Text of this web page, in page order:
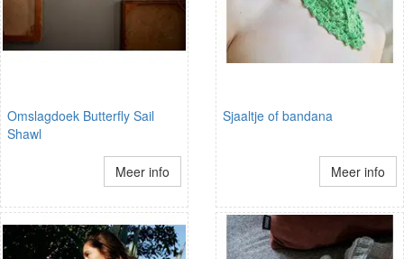
Omslagdoek Butterfly Sail
Shawl
Meer info
Sjaaltje of bandana
Meer info